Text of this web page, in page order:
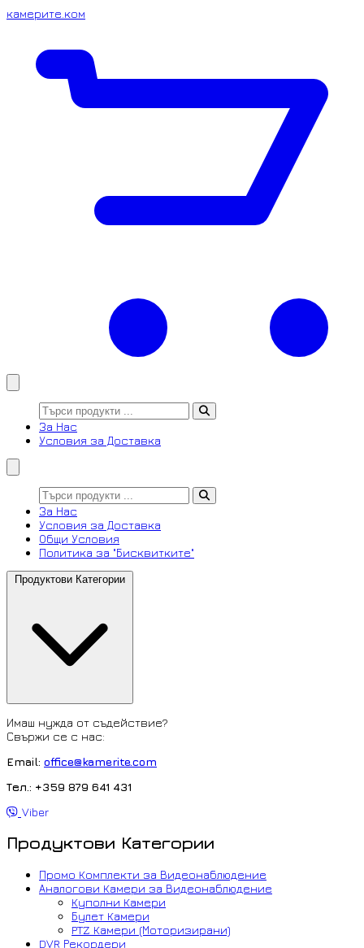
камерите.ком
За Нас
Условия за Доставка
За Нас
Условия за Доставка
Общи Условия
Политика за "Бисквитките"
Продуктови Категории
Имаш нужда от съдействие?
Свържи се с нас:
Email: office@kamerite.com
Тел.: +359 879 641 431
Viber
Продуктови Категории
Промо Комплекти за Видеонаблюдение
Аналогови Камери за Видеонаблюдение
Куполни Камери
Булет Камери
PTZ Камери (Моторизирани)
DVR Рекордери